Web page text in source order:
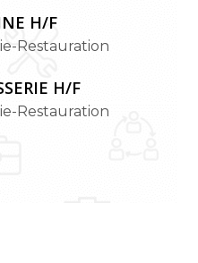
H/F
Restauration
H/F
Restauration